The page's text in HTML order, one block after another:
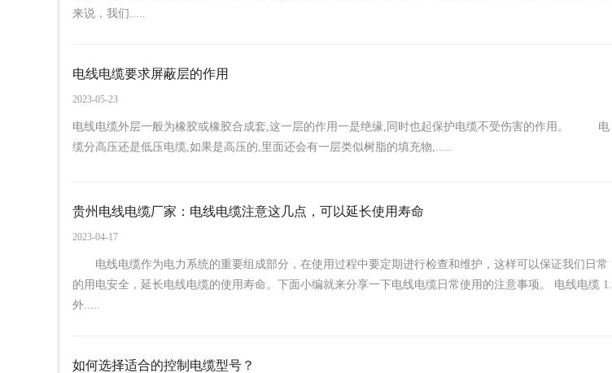
来说，我们.....
电线电缆要求屏蔽层的作用
2023-05-23
电线电缆外层一般为橡胶或橡胶合成套,这一层的作用一是绝缘,同时也起保护电缆不受伤害的作用。 电
缆分高压还是低压电缆,如果是高压的,里面还会有一层类似树脂的填充物,.....
贵州电线电缆厂家：电线电缆注意这几点，可以延长使用寿命
2023-04-17
电线电缆作为电力系统的重要组成部分，在使用过程中要定期进行检查和维护，这样可以保证我们日常
的用电安全，延长电线电缆的使用寿命。下面小编就来分享一下电线电缆日常使用的注意事项。 电线电缆 1.
外.....
如何选择适合的控制电缆型号？